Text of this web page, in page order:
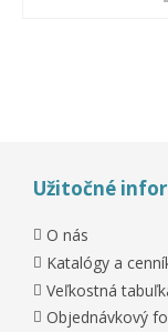
Užitočné
O nás
Katalógy a
Veľkostná
Objednávkový